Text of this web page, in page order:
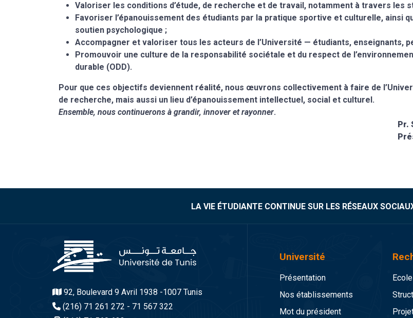
Valoriser les conditions d’étude, de recherche et de travail, notamment à travers les
Favoriser l’épanouissement des étudiants par la pratique sportive et culturelle, ainsi
soutien psychologique ;
Accompagner et valoriser tous les acteurs de l’Université — étudiants, enseignants,
Promouvoir une culture de la responsabilité sociétale et du respect de
durable (ODD).
Pour que ces objectifs deviennent réalité, nous œuvrons collectivement à faire de
de recherche, mais aussi un lieu d’épanouissement intellectuel, social et culturel.
Ensemble, nous continuerons à grandir, innover et rayonner.
Pr. Slim
Président de l’Université
LA VIE ÉTUDIANTE CONTINUE SUR LES RÉSEAUX
92, Boulevard 9 Avril 1938 -1007 Tunis
(216) 71 261 272 - 71 567 322
Université
Présentation
Nos établissements
Mot du président